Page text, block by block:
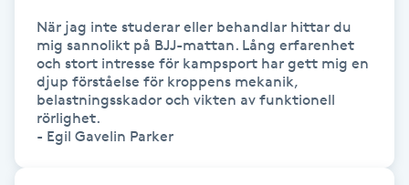
Luggklippning
Lymfmassage
Läpptatuering
När jag inte studerar eller behandlar hittar du
mig sannolikt på BJJ-mattan. Lång erfarenhet
och stort intresse för kampsport har gett mig en
djup förståelse för kroppens mekanik,
belastningsskador och vikten av funktionell
rörlighet.
- Egil Gavelin Parker